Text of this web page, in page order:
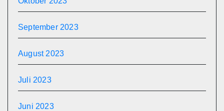
September 2023
August 2023
Juli 2023
Juni 2023